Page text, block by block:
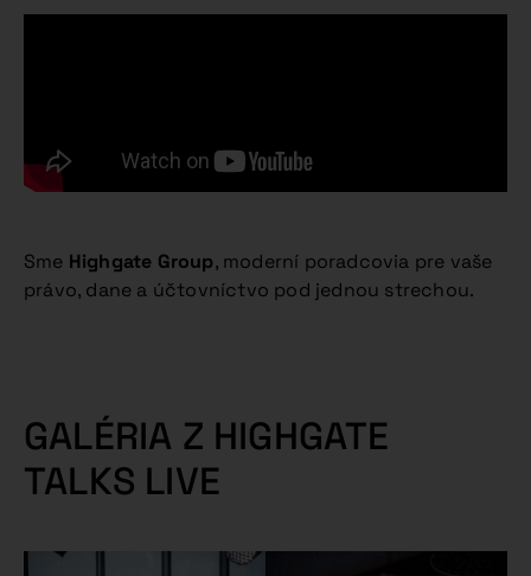
Sme Highgate Group, moderní poradcovia pre vaše
právo, dane a účtovníctvo pod jednou strechou.
GALÉRIA Z HIGHGATE
TALKS LIVE